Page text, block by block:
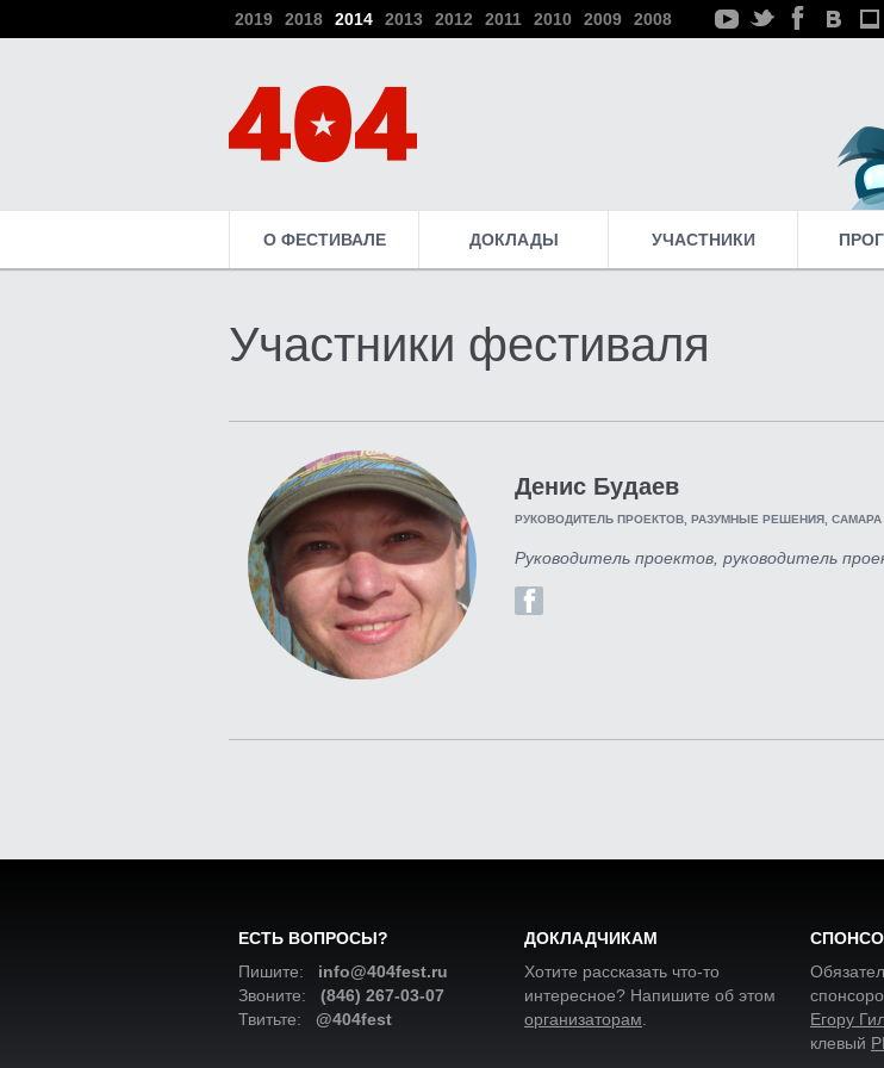
2019 2018 2014 2013 2012 2011 2010 2009 2008
О ФЕСТИВАЛЕ ДОКЛАДЫ УЧАСТНИКИ
Участники фестиваля
Денис Будаев
РУКОВОДИТЕЛЬ ПРОЕКТОВ, РАЗУМНЫЕ РЕШЕНИЯ, САМАРА
Руководитель проектов, руководитель
ЕСТЬ ВОПРОСЫ?
Пишите: info@404fest.ru
Звоните: (846) 267-03-07
Твитьте: @404fest
ДОКЛАДЧИКАМ
Хотите рассказать что-то
интересное? Напишите об этом
организаторам
Егору
клевый